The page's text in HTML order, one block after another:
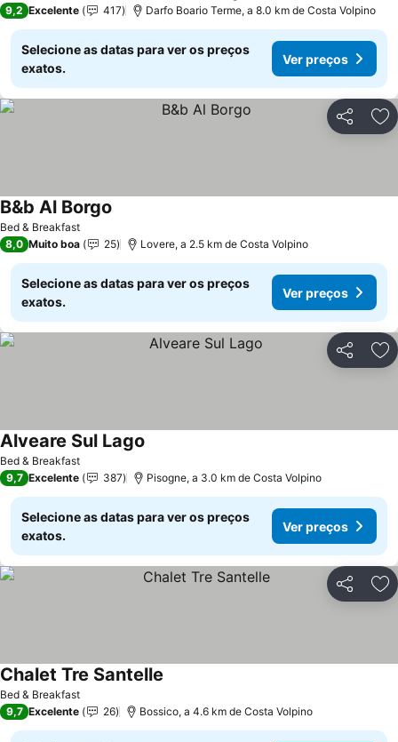
9,2 Excelente 417 Darfo Boario Terme, a 8.0 km de Costa Volpino
Selecione as datas para ver os preços
exatos.
Ver preços
Partilhar
Bed & Breakfast
B&b Al Borgo
8,0 Muito boa 25 Lovere, a 2.5 km de Costa Volpino
Selecione as datas para ver os preços
exatos.
Ver preços
Partilhar
Bed & Breakfast
Alveare Sul Lago
9,7 Excelente 387 Pisogne, a 3.0 km de Costa Volpino
Selecione as datas para ver os preços
exatos.
Ver preços
Partilhar
Bed & Breakfast
Chalet Tre Santelle
9,7 Excelente 26 Bossico, a 4.6 km de Costa Volpino